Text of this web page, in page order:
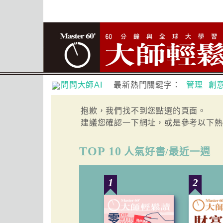
問問大師AI 最新熱門關鍵字： 管理 創
抱歉，我們找不到您點選的頁面。
建議您確認一下網址，或是參考以下
TOP 10 人氣好書/最近一週
1 2